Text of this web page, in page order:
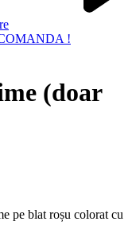
!
(doar
pe blat roșu colorat cu